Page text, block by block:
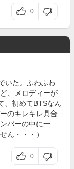
0
いた。ふわふわ
、メロディーが
、初めてBTSなん
のキレキレ具合
バーの中に一
ん・・・）
0